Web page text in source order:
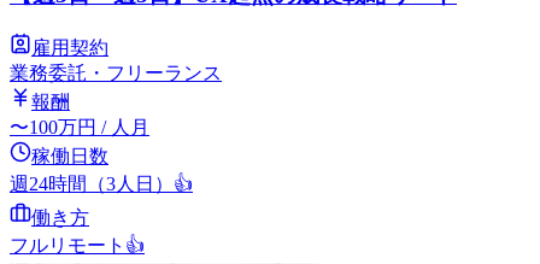
雇用契約
業務委託・フリーランス
報酬
〜100万円 / 人月
稼働日数
週24時間（3人日） 👍
働き方
フルリモート 👍